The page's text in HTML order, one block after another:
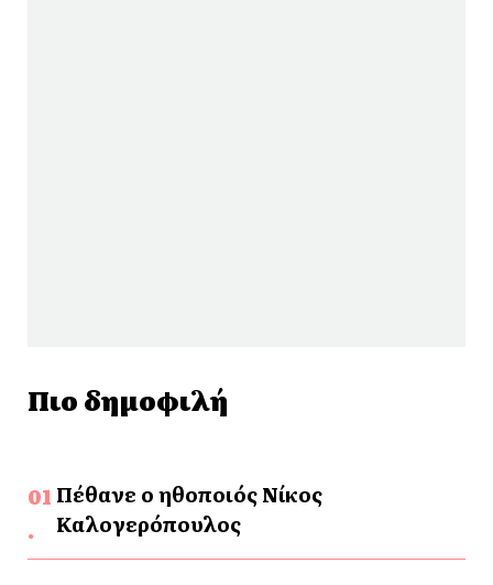
Πιο δημοφιλή
Πέθανε ο ηθοποιός Νίκος
Καλογερόπουλος